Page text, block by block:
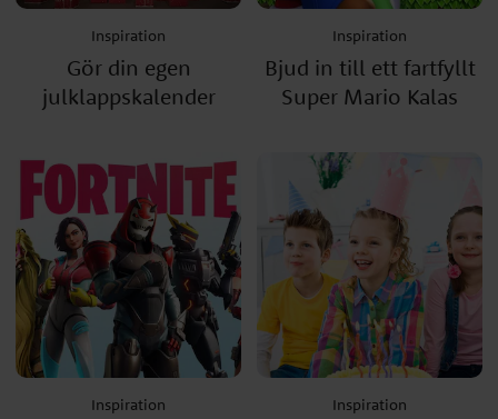
Inspiration
Gör din egen
julklappskalender
Inspiration
Bjud in till ett fartfyllt
Super Mario Kalas
Inspiration Inspiration